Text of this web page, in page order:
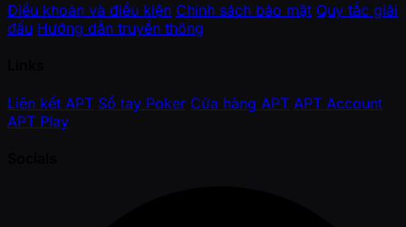
Điều khoản và điều kiện Chính sách bảo mật Quy tắc giải
đấu Hướng dẫn truyền thông
Liên kết APT Sổ tay Poker Cửa hàng APT APT Account
APT Play